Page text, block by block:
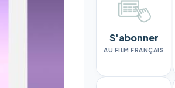
S'abonner
AU FILM FRANÇAIS